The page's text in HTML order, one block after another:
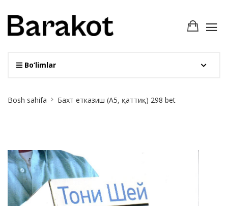
Bo‘limlar
Breadcrumb
Bosh sahifa Бахт етказиш (А5, қаттиқ) 298 bet